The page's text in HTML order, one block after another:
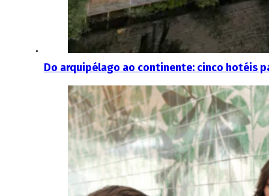
Do arquipélago ao continente: cinco hotéis